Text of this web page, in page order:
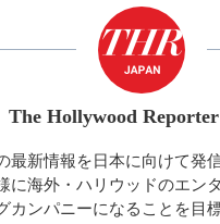
The Hollywood
最新情報を日本に向けて発
に海外・ハリウッドのエン
カンパニーになることを目